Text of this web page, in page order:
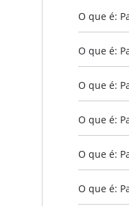
O que é:
O que é:
O que é:
O que é:
O que é:
O que é: